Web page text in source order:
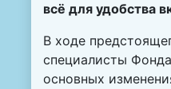
всё для удобства
В ходе
специалисты
основных